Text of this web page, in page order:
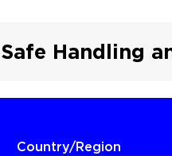
Safe Handling
Country/Region